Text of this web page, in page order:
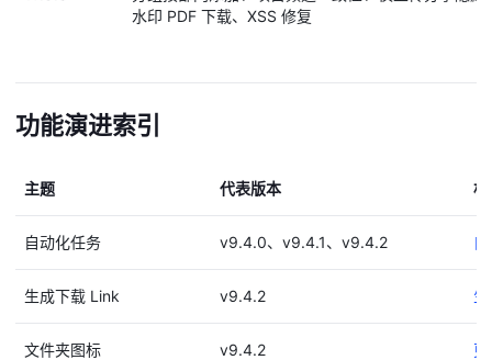
水印 PDF 下载、XSS 修复
功能演进索引
主题 代表版本 相
自动化任务 v9.4.0、v9.4.1、v9.4.2
生成下载 Link v9.4.2
文件夹图标 v9.4.2